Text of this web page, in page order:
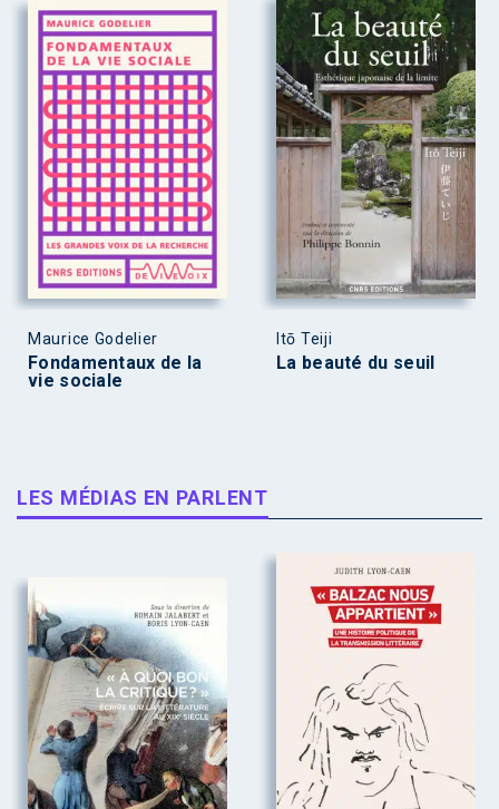
Maurice Godelier
Fondamentaux de la
vie sociale
Itō Teiji
La beauté du seuil
LES MÉDIAS EN PARLENT